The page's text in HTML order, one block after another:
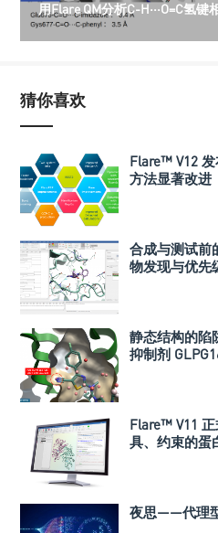
用Flare QM分析C-H···O=C氢键
猜你喜欢
Flare™ V12
方法显著改进
合成与测试
物发现与优先
静态结构的陷
抑制剂
Flare™ V11
具、约束的蛋
夜思——代理